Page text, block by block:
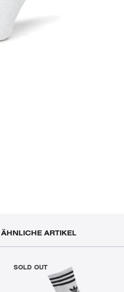
ÄHNLICHE ARTIKEL
SOLD OUT